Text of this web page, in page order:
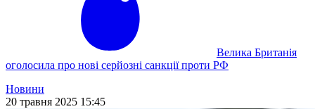
Велика Британія
оголосила про нові серйозні санкції проти РФ
Новини
20 травня 2025 15:45